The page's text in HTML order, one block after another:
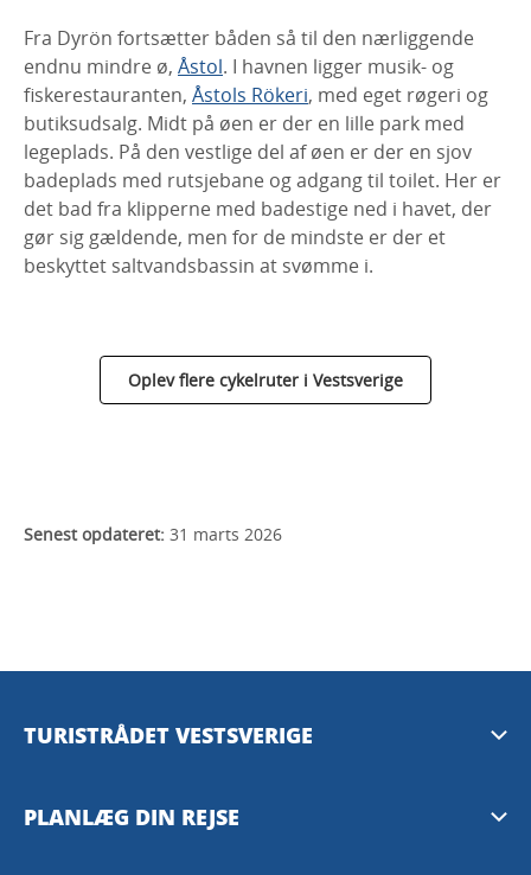
Fra Dyrön fortsætter båden så til den nærliggende
endnu mindre ø, Åstol. I havnen ligger musik- og
fiskerestauranten, Åstols Rökeri, med eget røgeri og
butiksudsalg. Midt på øen er der en lille park med
legeplads. På den vestlige del af øen er der en sjov
badeplads med rutsjebane og adgang til toilet. Her er
det bad fra klipperne med badestige ned i havet, der
gør sig gældende, men for de mindste er der et
beskyttet saltvandsbassin at svømme i.
Oplev flere cykelruter i Vestsverige
Senest opdateret: 31 marts 2026
TURISTRÅDET VESTSVERIGE
Mediebank
PLANLÆG DIN REJSE